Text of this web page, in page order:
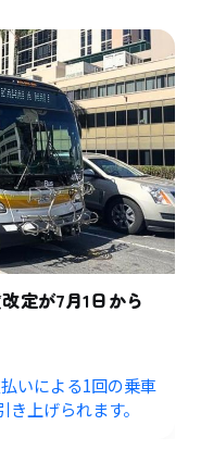
定が7月1日から
いによる1回の乗車
上げられます。